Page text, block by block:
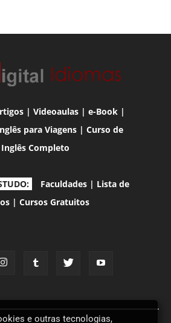
| Videoaulas| e-Book|
para Viagens |Curso de
Inglês Completo
Faculdades | Lista de
|Cursos Gratuitos
e outras tecnologias,